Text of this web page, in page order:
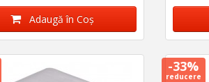
Adaugă în Coş
-33%
reducere